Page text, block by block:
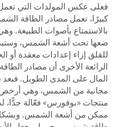
فعلى عكس المولدات التي
كبيرًا، تعمل مصادر الطاقة
بالاستمتاع بأصوات الطبيعة.
ضعها تحت أشعة الشمس،
للقلق إزاء إعدادات معقدة أو
الرائعة الأخرى أن مصادر
المال على المدى الطويل.
مجانية من الشمس، وهي أرخص
منتجات «بوفورس» فعّالة جدًّا،
ممكن من أشعة الشمس.